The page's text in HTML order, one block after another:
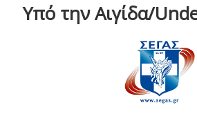
Υπό την Αιγίδα/